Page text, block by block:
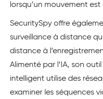
lorsqu’un mouvement
SecuritySpy offre
surveillance à distance
distance à
Alimenté par l’IA, son
intelligent utilise des
examiner les séquences